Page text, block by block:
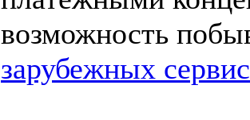
возможность
зарубежных